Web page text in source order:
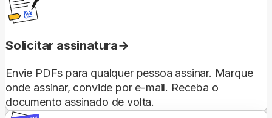
Solicitar assinatura
Envie PDFs para qualquer pessoa assinar. Marque
onde assinar, convide por e-mail. Receba o
documento assinado de volta.